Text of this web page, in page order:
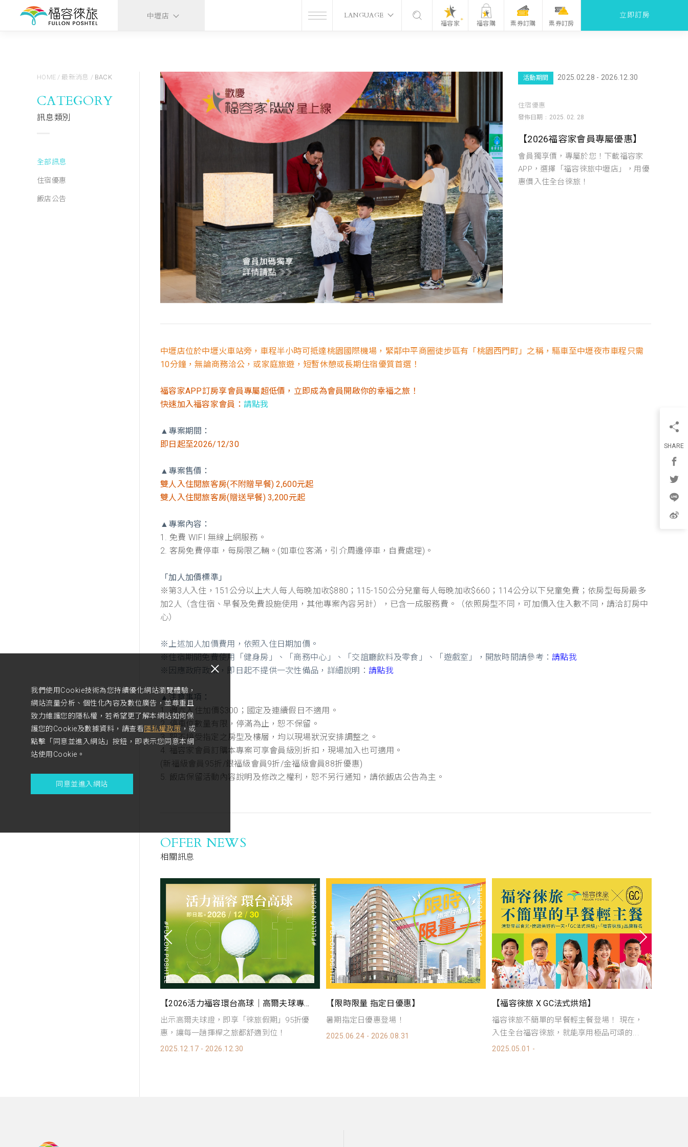
中壢店 LANGUAGE
福容家 福容購 票券訂購 票券訂房
立即訂房
HOME / 最新消息 / BACK
CATEGORY
訊息類別
全部訊息
住宿優惠
飯店公告
活動期間 2025.02.28 - 2026.12.30
住宿優惠
發佈日期 2025. 02. 28
【2026福容家會員專屬優惠】
會員獨享價，專屬於您！下載福容家
APP，選擇「福容徠旅中壢店」，用優
惠價入住全台徠旅！
中壢店位於中壢火車站旁，車程半小時可抵達桃園國際機場，緊鄰中平商圈徒步區有「桃園西門町」之稱，驅車至中壢夜市車程只需
10分鐘，無論商務洽公，或家庭旅遊，短暫休憩或長期住宿優質首選！
福容家APP訂房享會員專屬超低價，立即成為會員開啟你的幸福之旅！
快速加入福容家會員： 請點我
▲ 專案期間：
即日起至2026/12/30
▲ 專案售價：
雙人入住閱旅客房(不附贈早餐) 2,600元起
雙人入住閱旅客房(贈送早餐) 3,200元起
▲ 專案內容：
1. 免費 WIFI 無線上網服務。
2. 客房免費停車，每房限乙輛。(如車位客滿，引介周邊停車，自費處理)。
「加人加價標準」
※第3人入住，151公分以上大人每人每晚加收$880；115-150公分兒童每人每晚加收$660；114公分以下兒童免費；依房型每房最多
加2人（含住宿、早餐及免費設施使用，其他專案內容另計），已含一成服務費。（依照房型不同，可加價入住入數不同，請洽訂房中
心）
※上述加人加價費用，依照入住日期加價。
※住宿期間免費使用「健身房」、「商務中心」、「交誼廳飲料及零食」、「遊戲室」，開放時間請參考：請點我
※因應政府政策，即日起不提供一次性備品，詳細說明： 請點我
▲注意事項：
1. 週六入住加價$300；國定及連續假日不適用。
2. 停車位數量有限，停滿為止，恕不保留。
3. 恕不接受指定之房型及樓層，均以現場狀況安排調整之。
4. 福容家會員訂購本專案可享會員級別折扣，現場加入也可適用。
(新福級會員95折/銀福級會員9折/金福級會員88折優惠)
5. 飯店保留活動內容說明及修改之權利，恕不另行通知，請依飯店公告為主。
OFFER NEWS
相關訊息
【限時限量 指定日優惠】
暑期指定日優惠登場！
2025.06.24 - 2026.08.31
【福容徠旅 X GC法式烘焙】
福容徠旅不簡單的早餐輕主餐登場！ 現在，
入住全台福容徠旅，就能享用極品可頌的...
【旅展聯合住宿券入住加碼優惠】
凡使用福容大飯店旅展聯合住宿券雙人入
住，禮遇升等集旅客房（兩大床），贈送...
2025.01.01 - 2026.12.30
SHARE
我們使用Cookie技術為您持續優化網站瀏覽體驗，
網站流量分析、個性化內容及數位廣告，並尊重且
致力維護您的隱私權，若希望更了解本網站如何保
護您的Cookie及數據資料，請查看隱私權政策，或
點擊「同意並進入網站」按鈕，即表示您同意本網
站使用Cookie。
同意並進入網站